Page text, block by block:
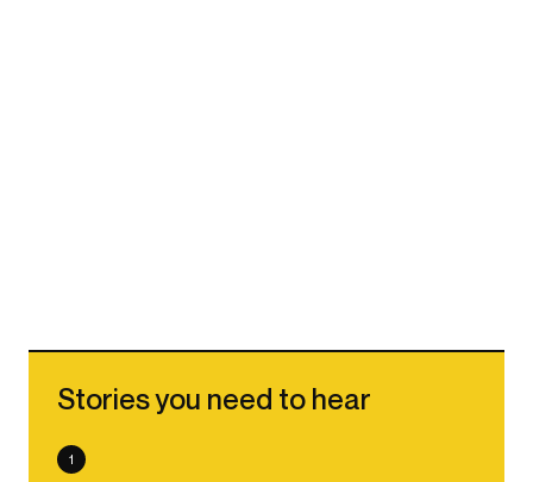
Stories you need to hear
1